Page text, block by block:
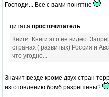
Господи... Все с вами понятно
цитата просточитатель
Книги. Книги это не видео.
странах ( развитых) Россия и
что угодно...
Значит везде кроме двух стран
изготовлению бомб разрешены?